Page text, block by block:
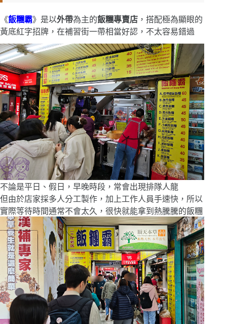
《飯糰霸》是以外帶為主的飯糰專賣店 ，搭配極為顯眼的
黃底紅字招牌，在補習街一帶相當好認，不太容易錯過
不論是平日、假日，早晚時段，常會出現排隊人龍
但由於店家採多人分工製作，加上工作人員手速快，所以
實際等待時間通常不會太久，很快就能拿到熱騰騰的飯糰